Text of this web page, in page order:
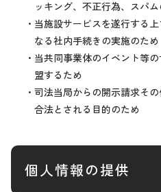
ッキング、不正行為、スパ
・当施設サービスを遂行する
なる社内手続きの実施のため
・当共同事業体のイベント等
盟するため
・司法当局からの開示請求そ
合法とされる目的のため
個人情報の提供